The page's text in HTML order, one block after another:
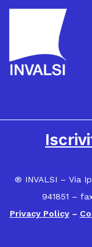
® INVALSI – Via
941851 –
Privacy Policy–